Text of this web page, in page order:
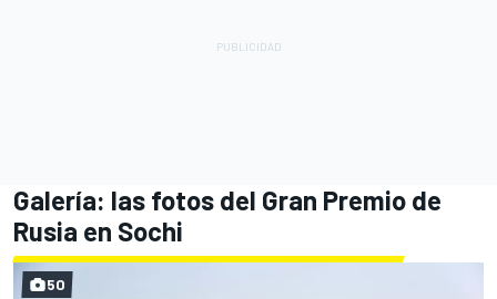
Galería: las fotos del Gran Premio de
Rusia en Sochi
50